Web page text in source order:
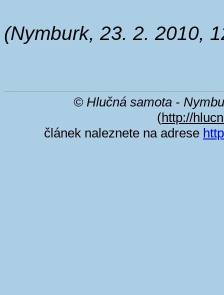
(Nymburk, 23. 2. 2010,
© Hlučná samota -
(http://
článek naleznete na adrese